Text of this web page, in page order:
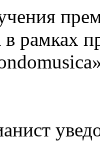
в рамках